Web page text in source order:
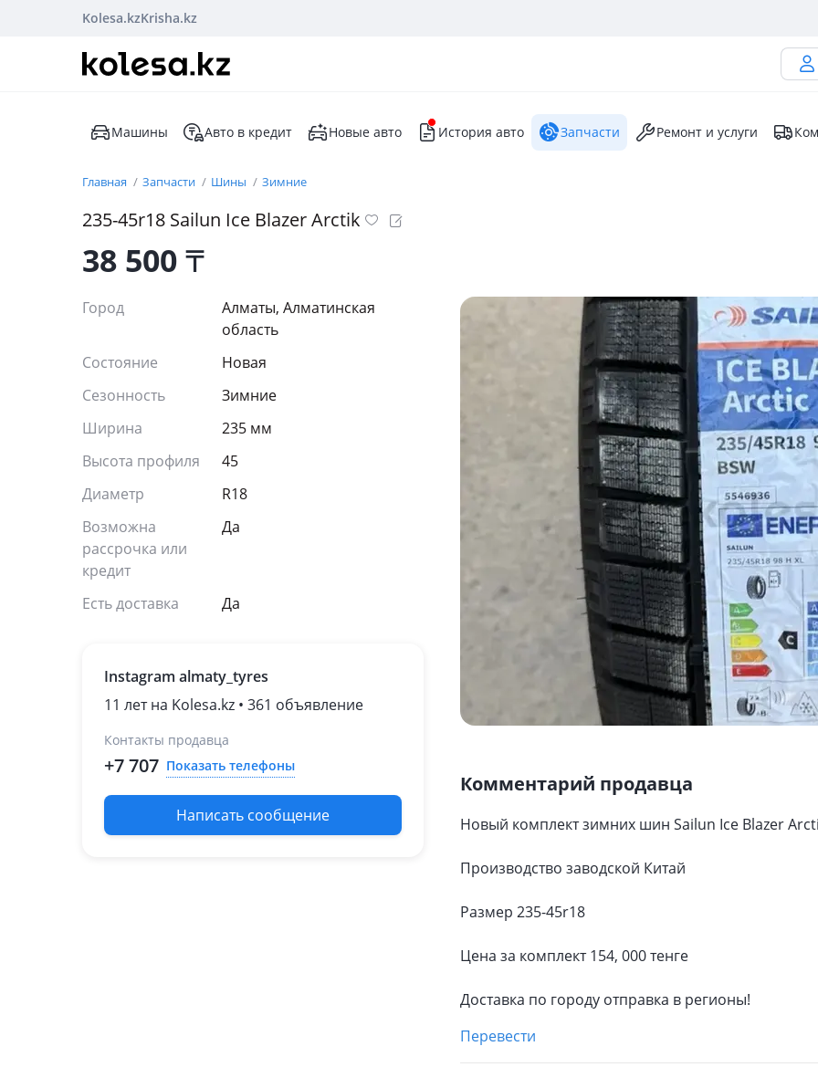
Kolesa.kzKrisha.kz
Машины Авто в кредит Новые авто История авто Запчасти Ремонт и услуги
Главная Запчасти Шины Зимние
235-45r18 Sailun Ice Blazer Arctik
38 500₸
Город
Алматы, Алматинская
область
Состояние
Новая
Сезонность
Зимние
Ширина
235 мм
Высота профиля
45
Диаметр
R18
Возможна
рассрочка или
кредит
Да
Есть доставка Да
Instagram almaty_tyres
11 лет на Kolesa.kz • 361 объявление
Контакты продавца
+7 707 Показать телефоны
Написать сообщение
Комментарий продавца
Новый комплект зимних шин Sailun Ice Blazer
Производство заводской Китай
Размер 235-45r18
Цена за комплект 154, 000 тенге
Доставка по городу отправка в регионы!
Перевести